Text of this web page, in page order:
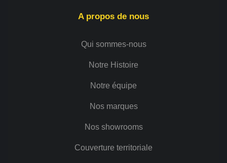
A propos de nous
Qui sommes-nous
Notre Histoire
Notre équipe
Nos marques
Nos showrooms
Couverture territoriale